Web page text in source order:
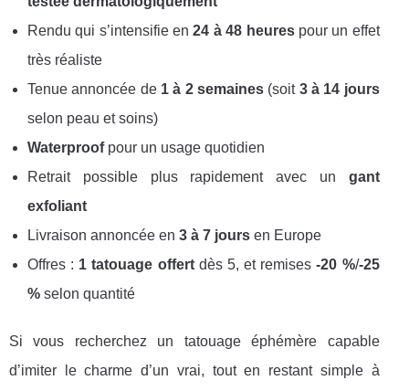
Rendu qui s’intensifie en24 à 48 heurespour un effet
très réaliste
Tenue annoncée de 1 à 2 semaines(soit 3 à 14 jours
selon peau et soins)
Waterproofpour un usage quotidien
Retrait possible plus rapidement avec un gant
exfoliant
Livraison annoncée en 3 à 7 jours en Europe
Offres : 1 tatouage offertdès 5, et remises-20 %/-25
% selon quantité
Si vous recherchez un tatouage éphémère capable
d’imiter le charme d’un vrai, tout en restant simple à